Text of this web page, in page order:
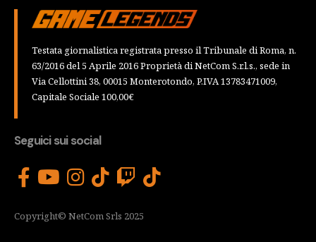
Testata giornalistica registrata presso il Tribunale di Roma, n.
63/2016 del 5 Aprile 2016 Proprietà di NetCom S.r.l.s., sede in
Via Cellottini 38, 00015 Monterotondo, P.IVA 13783471009,
Capitale Sociale 100,00€
Seguici sui social
Copyright© NetCom Srls 2025